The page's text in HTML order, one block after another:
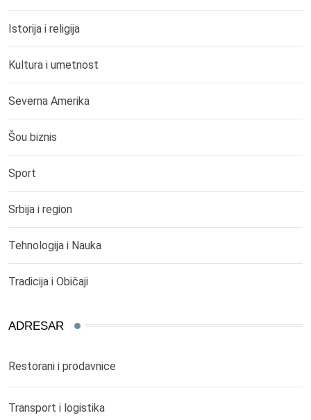
Istorija i religija
Kultura i umetnost
Severna Amerika
Šou biznis
Sport
Srbija i region
Tehnologija i Nauka
Tradicija i Običaji
ADRESAR
Restorani i prodavnice
Transport i logistika